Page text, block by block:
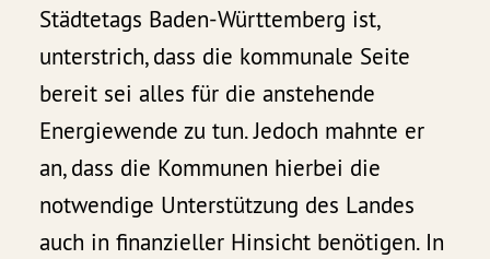
Städtetags Baden-Württemberg ist,
unterstrich, dass die kommunale Seite
bereit sei alles für die anstehende
Energiewende zu tun. Jedoch mahnte er
an, dass die Kommunen hierbei die
notwendige Unterstützung des Landes
auch in finanzieller Hinsicht benötigen. In